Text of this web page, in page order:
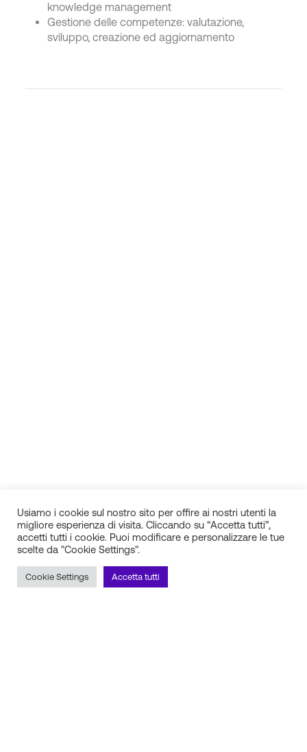
knowledge management
Gestione delle competenze: valutazione,
sviluppo, creazione ed aggiornamento
P.IVA 01688940608
Usiamo i cookie sul nostro sito per offire ai nostri utenti la
migliore esperienza di visita. Cliccando su “Accetta tutti”,
accetti tutti i cookie. Puoi modificare e personalizzare le tue
scelte da "Cookie Settings".
Cookie Settings Accetta tutti